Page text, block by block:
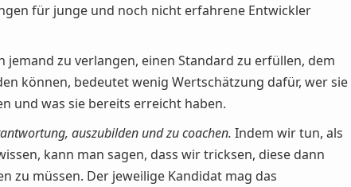
für junge und noch nicht erfahrene Entwickler
jemand zu verlangen, einen Standard zu erfüllen, dem
können, bedeutet wenig Wertschätzung dafür, wer sie
und was sie bereits erreicht haben.
auszubilden und zu coachen. Indem wir tun, als
kann man sagen, dass wir tricksen, diese dann
zu müssen. Der jeweilige Kandidat mag das